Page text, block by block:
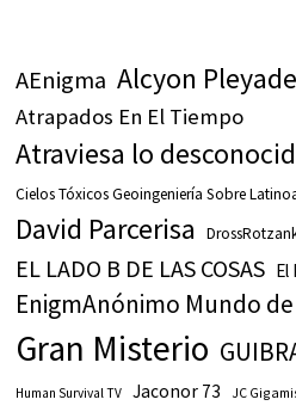
AEnigma Alcyon
Atrapados En El Tiempo
Atraviesa lo
Cielos Tóxicos Geoingeniería Sobre
David Parcerisa
EL LADO B DE LAS COSAS El
EnigmAnónimo Mundo
Gran Misterio
Human Survival TV Jaconor 73 JC